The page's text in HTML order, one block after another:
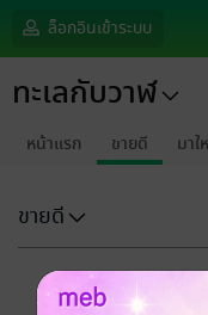
ล็อกอินเข้าระบบ
ทะเลกับวาฬ
หน้าแรก ขายดี มาใ
ขายดี